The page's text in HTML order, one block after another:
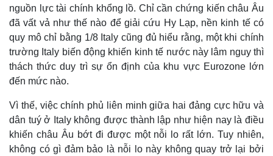
nguồn lực tài chính khổng lồ. Chỉ cần chứng kiến châu Âu
đã vất vả như thế nào để giải cứu Hy Lạp, nền kinh tế có
quy mô chỉ bằng 1/8 Italy cũng đủ hiểu rằng, một khi chính
trường Italy biến động khiến kinh tế nước này lâm nguy thì
thách thức duy trì sự ổn định của khu vực Eurozone lớn
đến mức nào.
Vì thế, việc chính phủ liên minh giữa hai đảng cực hữu và
dân tuý ở Italy không được thành lập như hiện nay là điều
khiến châu Âu bớt đi được một nỗi lo rất lớn. Tuy nhiên,
không có gì đảm bảo là nỗi lo này không quay trở lại bởi